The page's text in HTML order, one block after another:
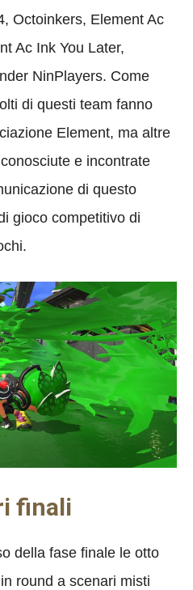
Octoinkers, Element Ac
Ac Ink You Later,
NinPlayers. Come
di questi team fanno
Element, ma altre
e incontrate
di questo
gioco competitivo di
finali
della fase finale le otto
round a scenari misti